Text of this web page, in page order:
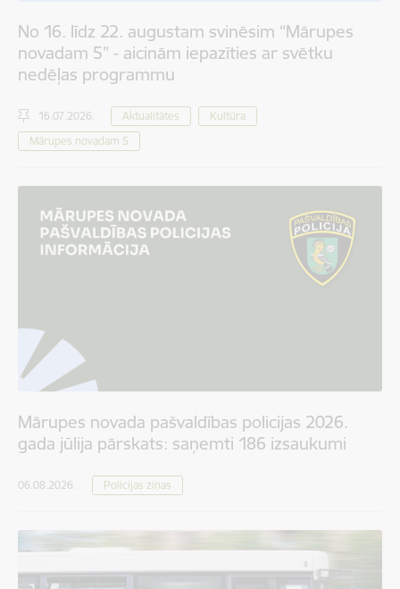
No 16. līdz 22. augustam svinēsim “Mārupes
novadam 5” - aicinām iepazīties ar svētku
nedēļas programmu
16.07.2026. Aktualitātes
Kultūra
Mārupes novadam 5
Mārupes novada pašvaldības policijas 2026.
gada jūlija pārskats: saņemti 186 izsaukumi
06.08.2026. Policijas ziņas